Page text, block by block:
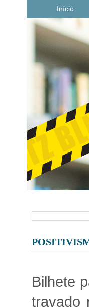
Início
Bilhete
travado